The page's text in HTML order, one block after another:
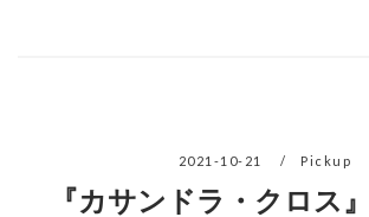
2021-10-21 Pickup
『カサンドラ・クロス